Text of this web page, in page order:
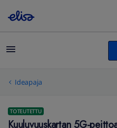
Ideapaja
TOTEUTETTU
Kuuluvuuskartan 5G-